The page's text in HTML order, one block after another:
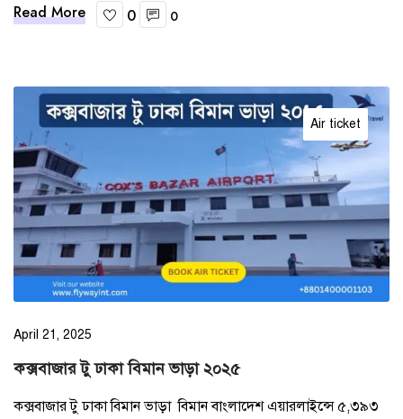
Read More 0 0
Air ticket
April 21, 2025
কক্সবাজার টু ঢাকা বিমান ভাড়া ২০২৫
কক্সবাজার টু ঢাকা বিমান ভাড়া বিমান বাংলাদেশ এয়ারলাইন্সে ৫,৩৯৩